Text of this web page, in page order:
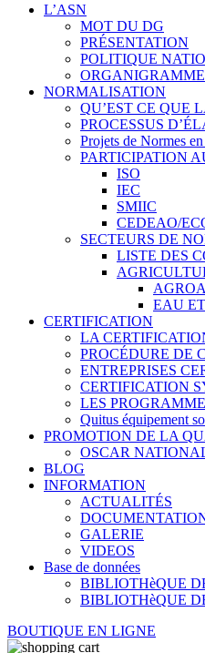
L’ASN
MOT DU DG
PRÉSENTATION
POLITIQUE
ORGANIGRAMME
NORMALISATION
QU’EST CE QUE
PROCESSUS
Projets de Normes
PARTICIPATION
ISO
IEC
SMIIC
CEDEAO/
SECTEURS DE
LISTE DES
EAU
CERTIFICATION
LA
PROCÉDURE DE
ENTREPRISES
CERTIFICATION
LES
Quitus équipement
PROMOTION DE LA
OSCAR
BLOG
INFORMATION
ACTUALITÉS
GALERIE
VIDEOS
Base de données
BIBLIOTHèQUE
BIBLIOTHèQUE
BOUTIQUE EN LIGNE